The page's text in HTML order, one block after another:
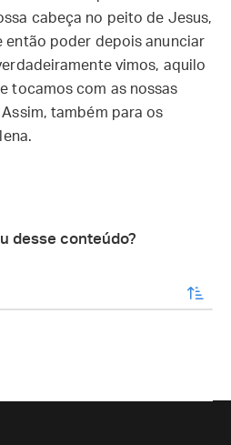
cabeça no peito de Jesus,
então poder depois anunciar
vimos, aquilo
tocamos com as nossas
também para os
desse conteúdo?
enviar